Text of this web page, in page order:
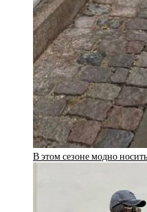
В этом сезоне модно